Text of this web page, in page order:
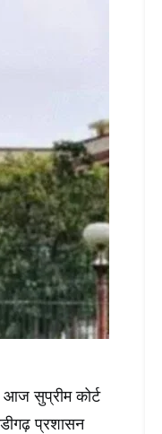
सुप्रीम कोर्ट
प्रशासन